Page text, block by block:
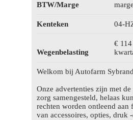
BTW/Marge marge
Kenteken 04-
Wegenbelasting
€
Welkom bij Autofarm
Onze advertenties zijn met
zorg samengesteld, helaas
rechten worden ontleend aan
van accessoires, opties, druk